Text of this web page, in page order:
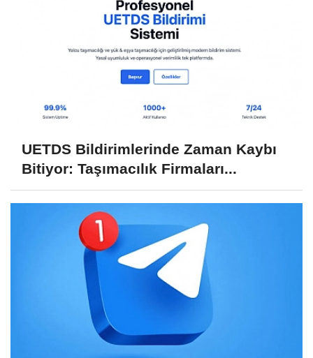
UETDS Bildirimlerinde Zaman Kaybı
Bitiyor: Taşımacılık Firmaları...